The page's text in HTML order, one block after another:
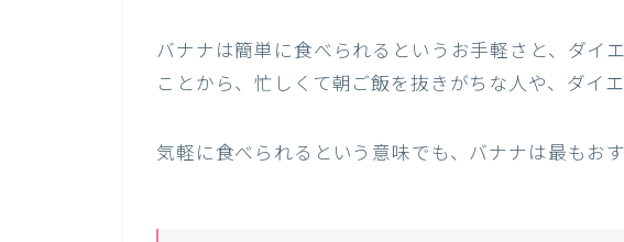
バナナは簡単に食べられるというお手軽さと、ダイ
ことから、忙しくて朝ご飯を抜きがちな人や、ダイ
気軽に食べられるという意味でも、バナナは最もお